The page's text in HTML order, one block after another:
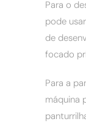
Para o
pode
de
focado
Para a
máquina